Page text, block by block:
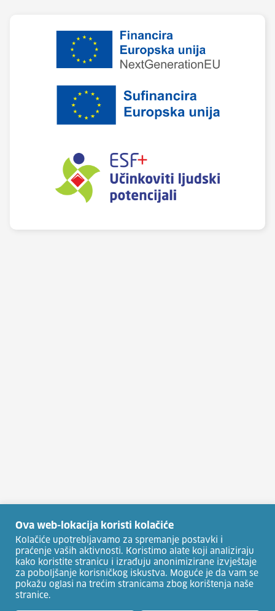
Ova web-lokacija koristi kolačiće
Kolačiće upotrebljavamo za spremanje postavki i
praćenje vaših aktivnosti. Koristimo alate koji analiziraju
kako koristite stranicu i izrađuju anonimizirane izvještaje
za poboljšanje korisničkog iskustva. Moguće je da vam se
pokažu oglasi na trećim stranicama zbog korištenja naše
stranice.